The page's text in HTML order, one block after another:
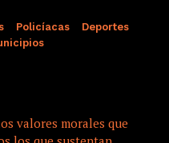
Policíacas
Deportes
valores morales que